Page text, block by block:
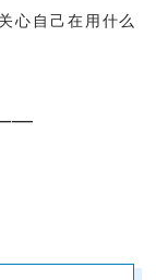
心自己在用什么
——